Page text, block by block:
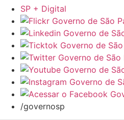
SP + Digital
/governosp